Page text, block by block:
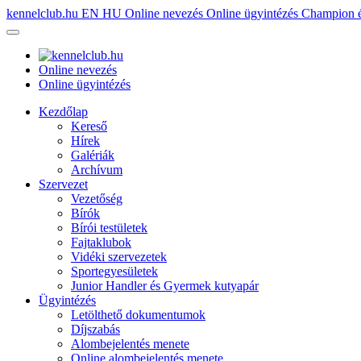
kennelclub.hu EN HU Online nevezés Online ügyintézés Champion
Online nevezés
Online ügyintézés
Kezdőlap
Kereső
Hírek
Galériák
Archívum
Szervezet
Vezetőség
Bírók
Bírói testületek
Fajtaklubok
Vidéki szervezetek
Sportegyesületek
Junior Handler és Gyermek kutyapár
Ügyintézés
Letölthető dokumentumok
Díjszabás
Alombejelentés menete
Online alombejelentés menete